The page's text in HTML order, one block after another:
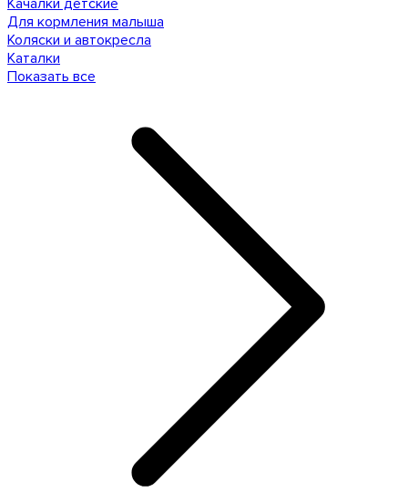
Качалки детские
Для кормления малыша
Коляски и автокресла
Каталки
Показать все